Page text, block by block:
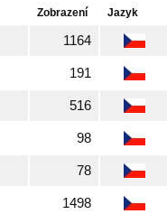
Zobrazení Jazyk
1164
191
516
98
78
1498